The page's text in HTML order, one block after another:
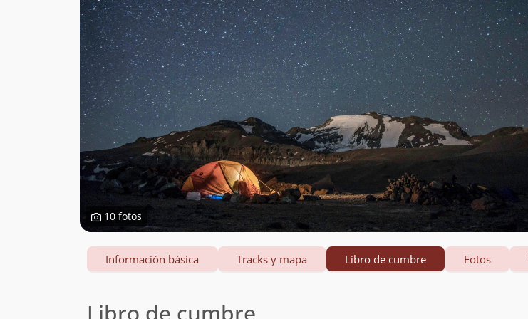
10 fotos
Información básica Tracks y mapa Libro de cumbre Fotos
Libro de cumbre